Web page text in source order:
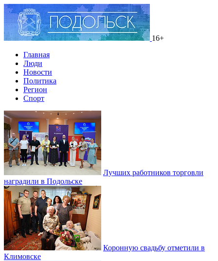
16+
Главная
Люди
Новости
Политика
Регион
Спорт
Лучших работников торговли
наградили в Подольске
Коронную свадьбу отметили в
Климовске